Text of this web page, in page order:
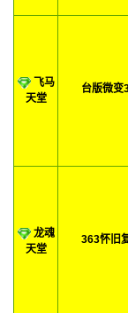
飞马
天堂
台版微变
龙魂
天堂
363怀旧